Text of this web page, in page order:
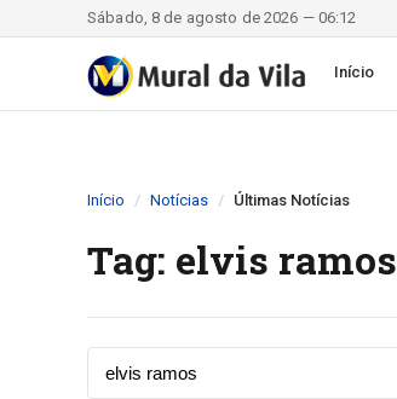
Sábado, 8 de agosto de 2026 — 06:12
Início
Início Notícias Últimas Notícias
Tag: elvis ramos